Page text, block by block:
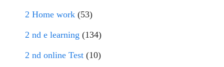
2 Home work (53)
2 nd e learning (134)
2 nd online Test (10)